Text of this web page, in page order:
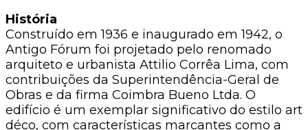
História
Construído em 1936 e inaugurado em 1942, o
Antigo Fórum foi projetado pelo renomado
arquiteto e urbanista Attilio Corrêa Lima, com
contribuições da Superintendência-Geral de
Obras e da firma Coimbra Bueno Ltda. O
edifício é um exemplar significativo do estilo art
déco, com características marcantes como a